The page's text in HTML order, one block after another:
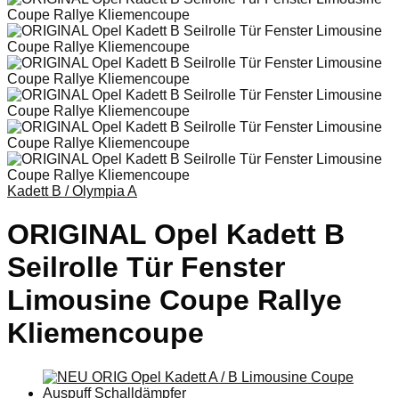
Kadett B / Olympia A
ORIGINAL Opel Kadett B
Seilrolle Tür Fenster
Limousine Coupe Rallye
Kliemencoupe